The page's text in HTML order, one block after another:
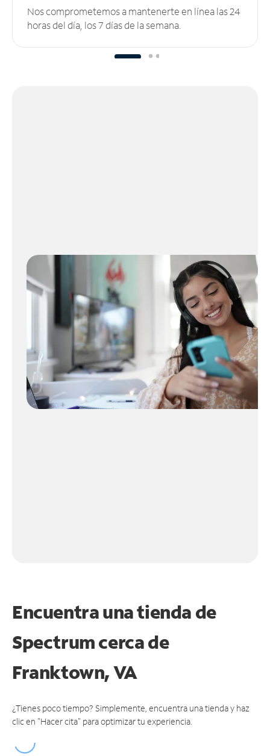
Nos comprometemos a mantenerte en línea las 24
horas del día, los 7 días de la semana.
Encuentra una tienda de
Spectrumcerca de
Franktown, VA
¿Tienes poco tiempo? Simplemente, encuentra una tienda y haz
clic en "Hacer cita" para optimizar tu experiencia.